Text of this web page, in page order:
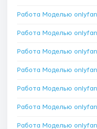
Работа Моделью
Работа Моделью
Работа Моделью
Работа Моделью
Работа Моделью
Работа Моделью
Работа Моделью